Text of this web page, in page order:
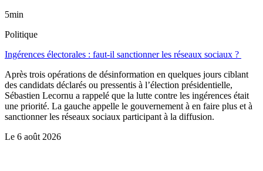
5min
Politique
Ingérences électorales : faut-il sanctionner les réseaux sociaux ?
Après trois opérations de désinformation en quelques jours ciblant
des candidats déclarés ou pressentis à l’élection présidentielle,
Sébastien Lecornu a rappelé que la lutte contre les ingérences était
une priorité. La gauche appelle le gouvernement à en faire plus et à
sanctionner les réseaux sociaux participant à la diffusion.
Le 6 août 2026